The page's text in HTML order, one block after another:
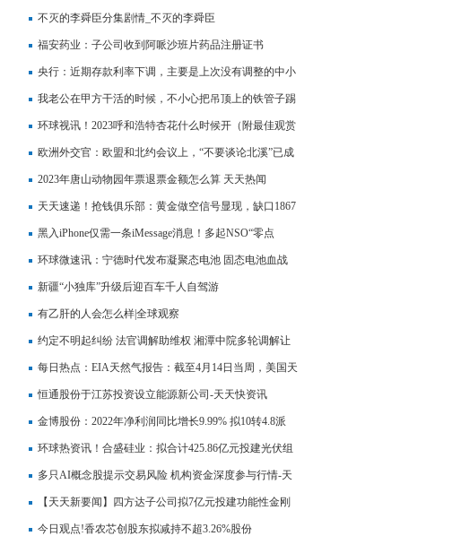
早落地
不灭的李舜臣分集剧情_不灭的李舜臣
福安药业：子公司收到阿哌沙班片药品注册证书
央行：近期存款利率下调，主要是上次没有调整的中小
银行补充下调
我老公在甲方干活的时候，不小心把吊顶上的铁管子踢
下来了，划伤了展厅里最贵的电视
环球视讯！2023呼和浩特杏花什么时候开（附最佳观赏
期）
欧洲外交官：欧盟和北约会议上，“不要谈论北溪”已成
为不成文的规矩-天天讯息
2023年唐山动物园年票退票金额怎么算 天天热闻
天天速递！抢钱俱乐部：黄金做空信号显现，缺口1867
进行中！
黑入iPhone仅需一条iMessage消息！多起NSO“零点
击”攻击曝光 全球快播报
环球微速讯：宁德时代发布凝聚态电池 固态电池血战
开启 且看鹿死谁手！
新疆“小独库”升级后迎百车千人自驾游
有乙肝的人会怎么样|全球观察
约定不明起纠纷 法官调解助维权 湘潭中院多轮调解让
16名劳动者拿到工资_今日关注
每日热点：EIA天然气报告：截至4月14日当周，美国天
然气库存总量为19300亿立方英尺，较此前一周增加750
亿立方英尺，较去年同期增加4880亿立方英尺，同比增
幅33.8%，同时较5年均值高3290亿立方英尺，增幅
20.5%
恒通股份于江苏投资设立能源新公司-天天快资讯
金博股份：2022年净利润同比增长9.99% 拟10转4.8派
2.5元
环球热资讯！合盛硅业：拟合计425.86亿元投建光伏组
件、光伏玻璃及高纯晶硅项目
多只AI概念股提示交易风险 机构资金深度参与行情-天
天时讯
【天天新要闻】四方达子公司拟7亿元投建功能性金刚
石生产基地项目
今日观点!香农芯创股东拟减持不超3.26%股份